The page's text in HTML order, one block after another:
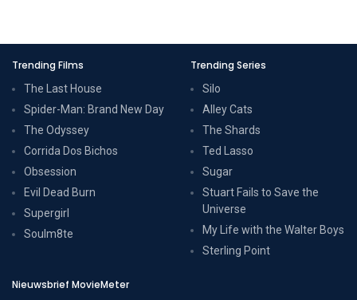
Trending Films
The Last House
Spider-Man: Brand New Day
The Odyssey
Corrida Dos Bichos
Obsession
Evil Dead Burn
Supergirl
Soulm8te
Trending Series
Silo
Alley Cats
The Shards
Ted Lasso
Sugar
Stuart Fails to Save the
Universe
My Life with the Walter Boys
Sterling Point
Nieuwsbrief MovieMeter